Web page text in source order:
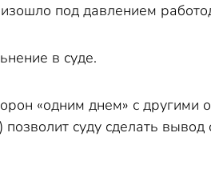
под давлением
в суде.
«одним днем» с другими
суду сделать